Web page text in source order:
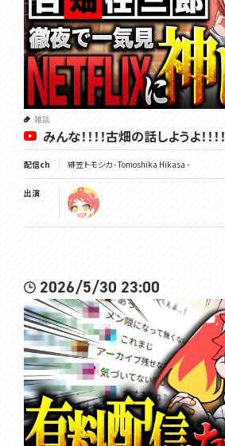
雑談
みんな！！！！古畑の話しようよ！！！！
配信ch 緋笠トモシカ - Tomoshika Hikasa -
出演
2026/5/30 23:00